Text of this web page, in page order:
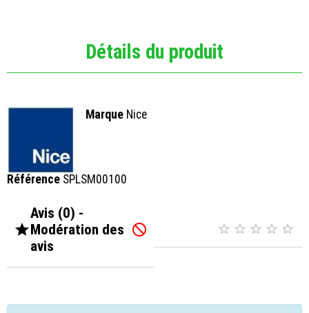
Détails du produit
Marque Nice
Référence SPLSM00100

Avis (0) -
Modération des
avis
     